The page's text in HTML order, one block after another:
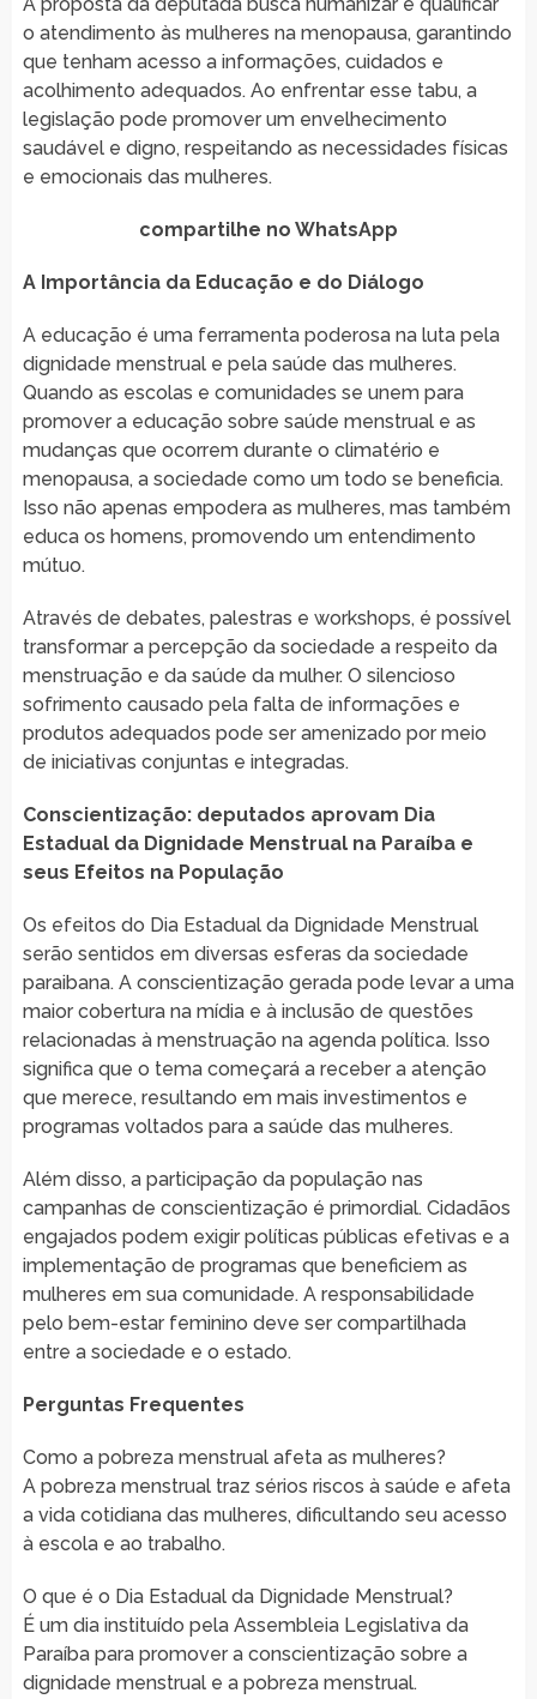
o atendimento às mulheres na menopausa, garantindo
que tenham acesso a informações, cuidados e
acolhimento adequados. Ao enfrentar esse tabu, a
legislação pode promover um envelhecimento
saudável e digno, respeitando as necessidades físicas
e emocionais das mulheres.
compartilhe no WhatsApp
A Importância da Educação e do Diálogo
A educação é uma ferramenta poderosa na luta pela
dignidade menstrual e pela saúde das mulheres.
Quando as escolas e comunidades se unem para
promover a educação sobre saúde menstrual e as
mudanças que ocorrem durante o climatério e
menopausa, a sociedade como um todo se beneficia.
Isso não apenas empodera as mulheres, mas também
educa os homens, promovendo um entendimento
mútuo.
Através de debates, palestras e workshops, é possível
transformar a percepção da sociedade a respeito da
menstruação e da saúde da mulher. O silencioso
sofrimento causado pela falta de informações e
produtos adequados pode ser amenizado por meio
de iniciativas conjuntas e integradas.
Conscientização: deputados aprovam Dia
Estadual da Dignidade Menstrual na Paraíba e
seus Efeitos na População
Os efeitos do Dia Estadual da Dignidade Menstrual
serão sentidos em diversas esferas da sociedade
paraibana. A conscientização gerada pode levar a uma
maior cobertura na mídia e à inclusão de questões
relacionadas à menstruação na agenda política. Isso
significa que o tema começará a receber a atenção
que merece, resultando em mais investimentos e
programas voltados para a saúde das mulheres.
Além disso, a participação da população nas
campanhas de conscientização é primordial. Cidadãos
engajados podem exigir políticas públicas efetivas e a
implementação de programas que beneficiem as
mulheres em sua comunidade. A responsabilidade
pelo bem-estar feminino deve ser compartilhada
entre a sociedade e o estado.
Perguntas Frequentes
Como a pobreza menstrual afeta as mulheres?
A pobreza menstrual traz sérios riscos à saúde e afeta
a vida cotidiana das mulheres, dificultando seu acesso
à escola e ao trabalho.
O que é o Dia Estadual da Dignidade Menstrual?
É um dia instituído pela Assembleia Legislativa da
Paraíba para promover a conscientização sobre a
dignidade menstrual e a pobreza menstrual.